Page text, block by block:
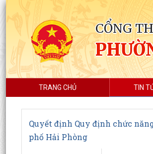
CỔNG
TRANG CHỦ TIN
Quyết định Quy định chức
phố Hải Phòng